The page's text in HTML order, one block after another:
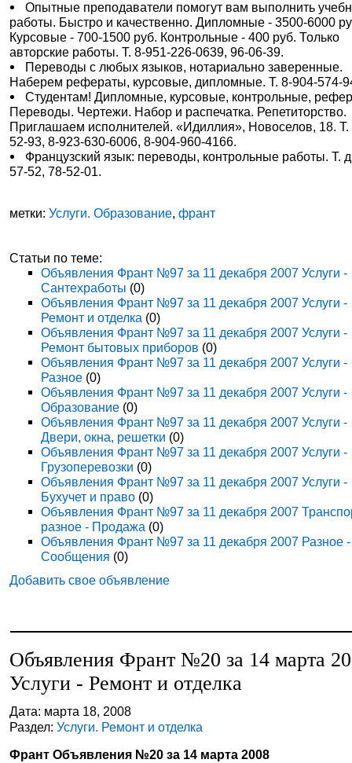
Опытные преподаватели помогут вам выполнить
работы. Быстро и качественно. Дипломные - 3500-6000
Курсовые - 700-1500 руб. Контрольные - 400 руб. Только
авторские работы. Т. 8-951-226-0639, 96-06-39.
Переводы с любых языков, нотариально заверенные.
Наберем рефераты, курсовые, дипломные. Т. 8-904-574-
Студентам! Дипломные, курсовые, контрольные,
Переводы. Чертежи. Набор и распечатка. Репетиторство.
Приглашаем исполнителей. «Идиллия», Новоселов, 18. Т.
52-93, 8-923-630-6006, 8-904-960-4166.
Французский язык: переводы, контрольные работы. Т.
57-52, 78-52-01.
метки:Услуги. Образование,франт
Статьи по теме:
Объявления Франт №97 за 11 декабря 2007 Услуги -
Сантехработы (0)
Объявления Франт №97 за 11 декабря 2007 Услуги -
Ремонт и отделка (0)
Объявления Франт №97 за 11 декабря 2007 Услуги -
Ремонт бытовых приборов (0)
Объявления Франт №97 за 11 декабря 2007 Услуги -
Разное (0)
Объявления Франт №97 за 11 декабря 2007 Услуги -
Образование (0)
Объявления Франт №97 за 11 декабря 2007 Услуги -
Двери, окна, решетки (0)
Объявления Франт №97 за 11 декабря 2007 Услуги -
Грузоперевозки (0)
Объявления Франт №97 за 11 декабря 2007 Услуги -
Бухучет и право (0)
Объявления Франт №97 за 11 декабря 2007
разное - Продажа (0)
Объявления Франт №97 за 11 декабря 2007 Разное -
Сообщения (0)
Добавить свое объявление
Объявления Франт №20 за 14 марта
Услуги - Ремонт и отделка
Дата: марта 18, 2008
Раздел:Услуги. Ремонт и отделка
Франт Объявления №20 за 14 марта 2008